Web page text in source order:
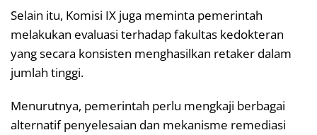
Selain itu, Komisi IX juga meminta pemerintah
melakukan evaluasi terhadap fakultas kedokteran
yang secara konsisten menghasilkan retaker dalam
jumlah tinggi.
Menurutnya, pemerintah perlu mengkaji berbagai
alternatif penyelesaian dan mekanisme remediasi